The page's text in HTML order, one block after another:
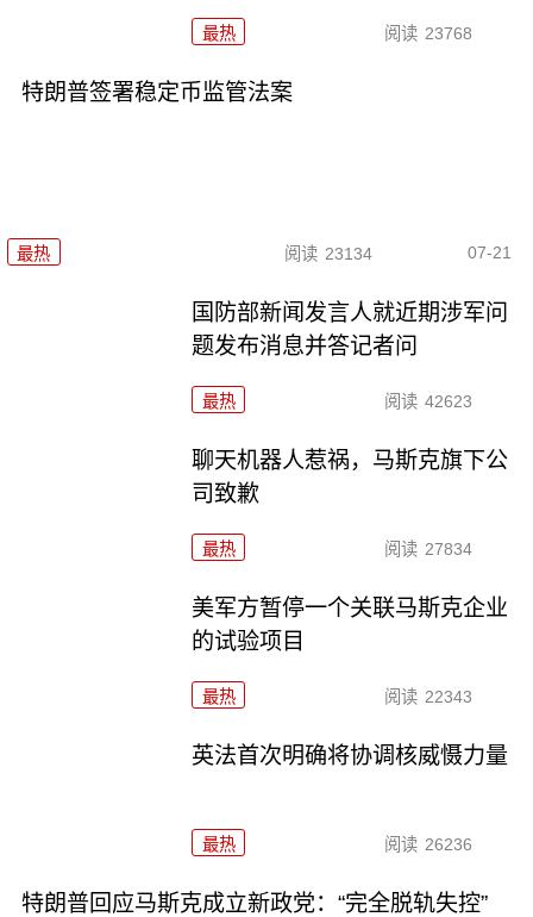
最热 阅读 23768
特朗普签署稳定币监管法案
最热 阅读 23134 07-21
国防部新闻发言人就近期涉军问
题发布消息并答记者问
最热 阅读 42623
聊天机器人惹祸，马斯克旗下公
司致歉
最热 阅读 27834
美军方暂停一个关联马斯克企业
的试验项目
最热 阅读 22343
英法首次明确将协调核威慑力量
最热 阅读 26236
特朗普回应马斯克成立新政党：“完全脱轨失控”